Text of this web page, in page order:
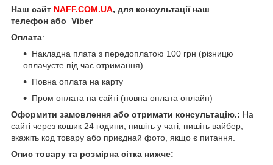
Наш сайт NAFF.COM.UA, для консультації наш
телефон або Viber
Оплата:
Накладна плата з передоплатою 100 грн (різницю
оплачуєте під час отримання).
Повна оплата на карту
Пром оплата на сайті (повна оплата онлайн)
Оформити замовлення або отримати консультацію.: На
сайті через кошик 24 години, пишіть у чаті, пишіть вайбер,
вкажіть код товару або приєднай фото, якщо є питання.
Опис товару та розмірна сітка нижче: